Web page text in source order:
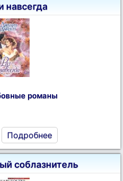
навсегда
романы
Подробнее
соблазнитель